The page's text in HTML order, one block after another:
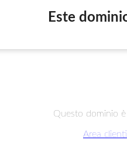
Este
Questo dominio
Area clienti